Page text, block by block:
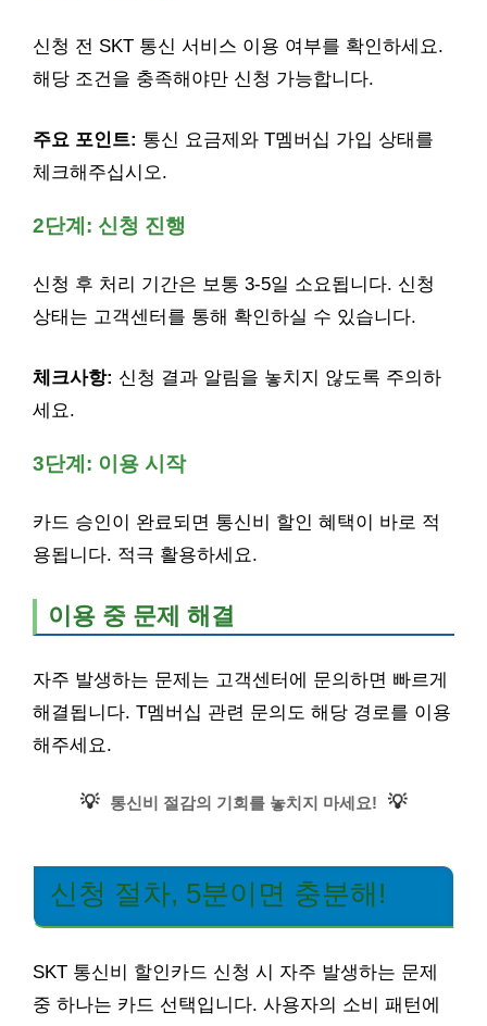
신청 전 SKT 통신 서비스 이용 여부를 확인하세요.
해당 조건을 충족해야만 신청 가능합니다.
주요 포인트: 통신 요금제와 T멤버십 가입 상태를
체크해주십시오.
2단계: 신청 진행
신청 후 처리 기간은 보통 3-5일 소요됩니다. 신청
상태는 고객센터를 통해 확인하실 수 있습니다.
체크사항: 신청 결과 알림을 놓치지 않도록 주의하
세요.
3단계: 이용 시작
카드 승인이 완료되면 통신비 할인 혜택이 바로 적
용됩니다. 적극 활용하세요.
이용 중 문제 해결
자주 발생하는 문제는 고객센터에 문의하면 빠르게
해결됩니다. T멤버십 관련 문의도 해당 경로를 이용
해주세요.
💡 통신비 절감의 기회를 놓치지 마세요! 💡
신청 절차, 5분이면 충분해!
SKT 통신비 할인카드 신청 시 자주 발생하는 문제
중 하나는 카드 선택입니다. 사용자의 소비 패턴에